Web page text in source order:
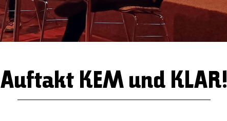
Auftakt KEM und KLAR!